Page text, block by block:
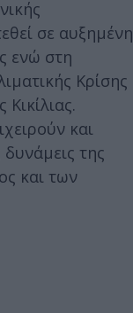
σε αυξημένη
ενώ στη
Κρίσης
και
της
και των